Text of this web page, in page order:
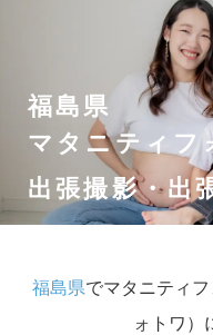
福島県
マタニティフ
出張撮影・出
福島県でマタニティ
ォトワ）